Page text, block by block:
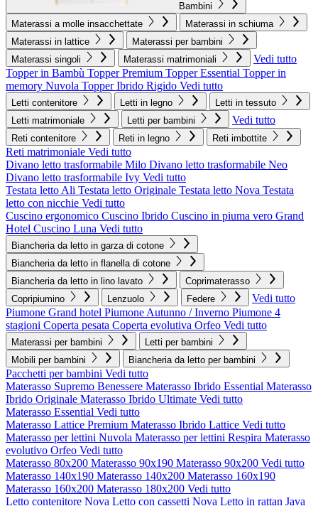
Bambini
Materassi a molle insacchettate
Materassi in schiuma
Materassi in lattice
Materassi per bambini
Materassi singoli
Materassi matrimoniali
Vedi tutto
Topper in Bambù Topper Premium Topper Essential Topper in
memory Nuvola Topper Ibrido Rigido Vedi tutto
Letti contenitore Letti in legno
Letti in tessuto
Letti matrimoniale
Letti per bambini Vedi tutto
Reti contenitore Reti in legno Reti imbottite
Reti matrimoniale Vedi tutto
Divano letto trasformabile Milo Divano letto trasformabile Neo
Divano letto trasformabile Ivy Vedi tutto
Testata letto Ali Testata letto Originale Testata letto Nova Testata
letto con nicchie Vedi tutto
Cuscino ergonomico Cuscino Ibrido Cuscino in piuma vero Grand
Hotel Cuscino Luna Vedi tutto
Biancheria da letto in garza di cotone
Biancheria da letto in flanella di cotone
Biancheria da letto in lino lavato
Coprimaterasso
Copripiumino
Lenzuolo Federe
Vedi tutto
Piumone Grand hotel Piumone Autunno / Inverno Piumone 4
stagioni Coperta pesata Coperta evolutiva Orfeo Vedi tutto
Materassi per bambini
Letti per bambini
Mobili per bambini
Biancheria da letto per bambini
Pacchetti per bambini Vedi tutto
Materasso Supremo Benessere Materasso Ibrido Essential Materasso
Ibrido Originale Materasso Ibrido Ultimate Vedi tutto
Materasso Essential Vedi tutto
Materasso Lattice Premium Materasso Ibrido Lattice Vedi tutto
Materasso per lettini Nuvola Materasso per lettini Respira Materasso
evolutivo Orfeo Vedi tutto
Materasso 80x200 Materasso 90x190 Materasso 90x200 Vedi tutto
Materasso 140x190 Materasso 140x200 Materasso 160x190
Materasso 160x200 Materasso 180x200 Vedi tutto
Letto contenitore Nova Letto con cassetti Nova Letto in rattan Java